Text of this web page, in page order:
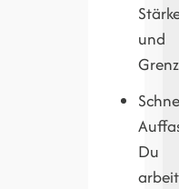
und
Du